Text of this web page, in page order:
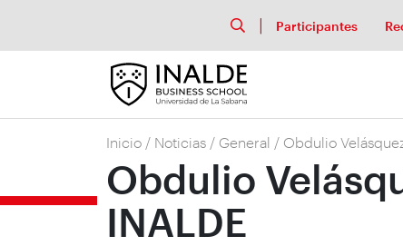
Participantes
Inicio / Noticias / General / Obdulio
Obdulio
INALDE